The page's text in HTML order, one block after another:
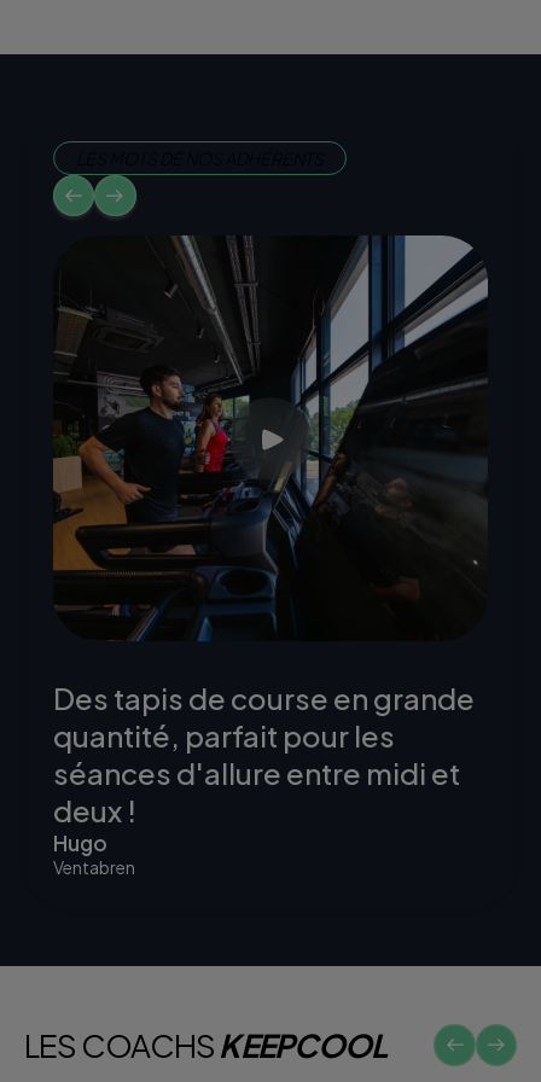
Des tapis de course en grande
quantité, parfait pour les
séances d'allure entre midi et
deux !
Hugo
Ventabren
LES COACHSKEEPCOOL